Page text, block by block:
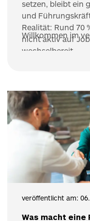
setzen, bleibt ein
und
Realität: Rund 70
nicht aktiv auf
wechselbereit.
Willkommen im
Was macht
veröffentlicht am: